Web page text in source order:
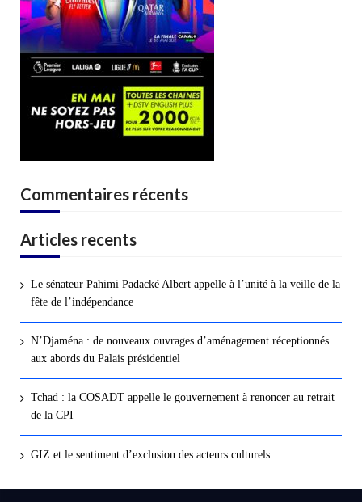
Commentaires récents
Articles recents
Le sénateur Pahimi Padacké Albert appelle à l’unité à la veille de la
fête de l’indépendance
N’Djaména : de nouveaux ouvrages d’aménagement réceptionnés
aux abords du Palais présidentiel
Tchad : la COSADT appelle le gouvernement à renoncer au retrait
de la CPI
GIZ et le sentiment d’exclusion des acteurs culturels